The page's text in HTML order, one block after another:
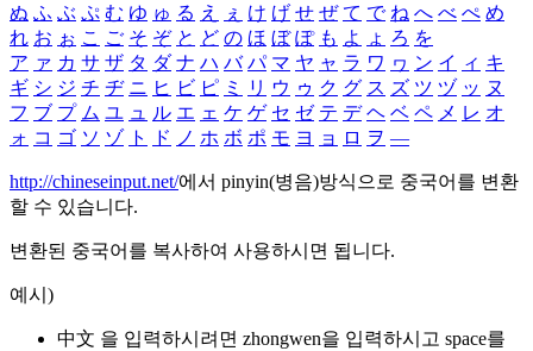
ぬ ふ ぶ ぷ む ゆ ゅ る え ぇ け げ せ ぜ て で ね へ べ ぺ め
れ お ぉ こ ご そ ぞ と ど の ほ ぼ ぽ も よ ょ ろ を
ア ァ カ サ ザ タ ダ ナ ハ バ パ マ ヤ ャ ラ ワ ヮ ン イ ィ キ
ギ シ ジ チ ヂ ニ ヒ ビ ピ ミ リ ウ ゥ ク グ ス ズ ツ ヅ ッ ヌ
フ ブ プ ム ユ ュ ル エ ェ ケ ゲ セ ゼ テ デ ヘ ベ ペ メ レ オ
ォ コ ゴ ソ ゾ ト ド ノ ホ ボ ポ モ ヨ ョ ロ ヲ ―
http://chineseinput.net/에서 pinyin(병음)방식으로 중국어를 변환
할 수 있습니다.
변환된 중국어를 복사하여 사용하시면 됩니다.
예시)
中文 을 입력하시려면 zhongwen을 입력하시고 space를